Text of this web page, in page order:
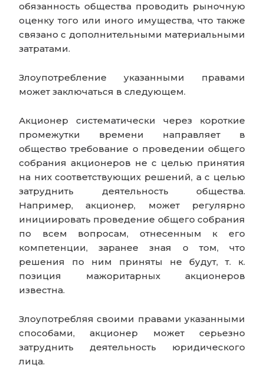
обязанность общества проводить рыночную
оценку того или иного имущества, что также
связано с дополнительными материальными
затратами.
Злоупотребление указанными правами
может заключаться в следующем.
Акционер систематически через короткие
промежутки времени направляет в
общество требование о проведении общего
собрания акционеров не с целью принятия
на них соответствующих решений, а с целью
затруднить деятельность общества.
Например, акционер, может регулярно
инициировать проведение общего собрания
по всем вопросам, отнесенным к его
компетенции, заранее зная о том, что
решения по ним приняты не будут, т. к.
позиция мажоритарных акционеров
известна.
Злоупотребляя своими правами указанными
способами, акционер может серьезно
затруднить деятельность юридического
лица.